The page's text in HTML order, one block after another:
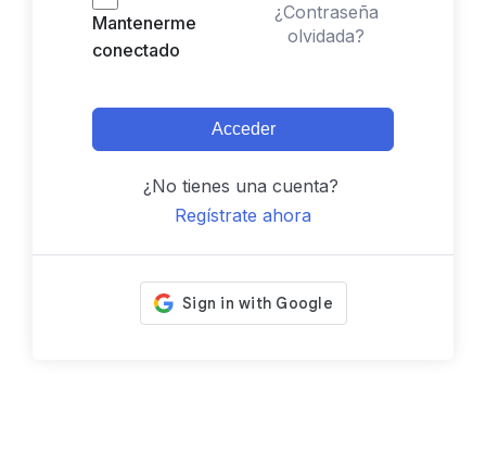
Mantenerme
conectado
¿Contraseña
olvidada?
Acceder
¿No tienes una cuenta?
Regístrate ahora